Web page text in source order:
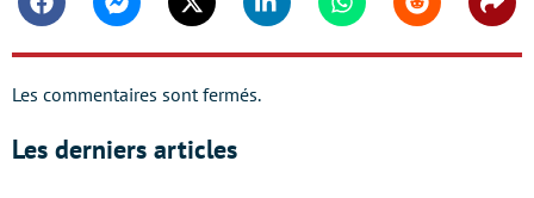
FacebookMessengerTwitter Linkedin WhatsappReddit
Les commentaires sont fermés.
Les derniers articles